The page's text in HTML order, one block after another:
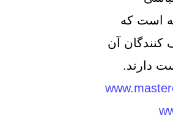
است که
آن
دارند.